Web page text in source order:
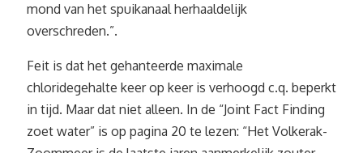
mond van het spuikanaal herhaaldelijk
overschreden.”.
Feit is dat het gehanteerde maximale
chloridegehalte keer op keer is verhoogd c.q. beperkt
in tijd. Maar dat niet alleen. In de “Joint Fact Finding
zoet water” is op pagina 20 te lezen: “Het Volkerak-